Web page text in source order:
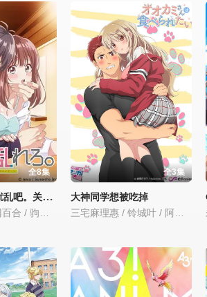
全8集
用我的手指来扰乱吧。关店后两人的沙龙～
全3集
大神同学想被吃掉